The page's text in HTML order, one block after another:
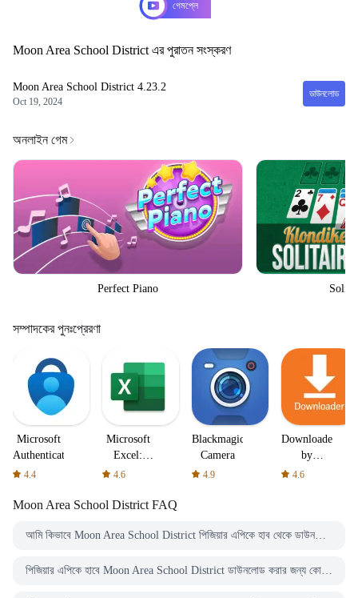
গেমপ্লে
Moon Area School District এর পুরাতন সংস্করণ
Moon Area School District 4.23.2
Oct 19, 2024
ডাউনলোড
অনলাইন গেম
Perfect Piano
সম্পাদকের পুনঃপ্রেরণা
Microsoft
Authenticator
4.4
Microsoft
Excel:
Spreadsheets
4.6
Blackmagic
Camera
4.9
Downloader
by
AFTVnews
4.6
Moon Area School District FAQ
আমি কিভাবে Moon Area School District পিজিয়ার এপিকে হাব থেকে ডাউনলোড করব?
পিজিয়ার এপিকে হাবে Moon Area School District ডাউনলোড করার জন্য কোন খরচ আছে?